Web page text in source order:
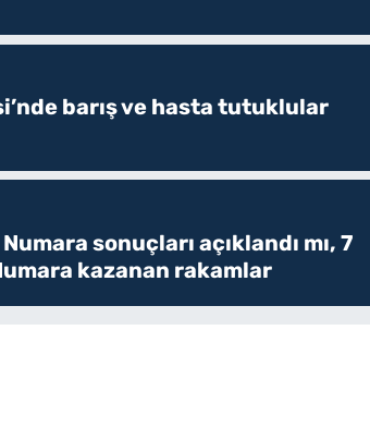
barış ve hasta tutuklular
sonuçları açıklandı mı, 7
kazanan rakamlar